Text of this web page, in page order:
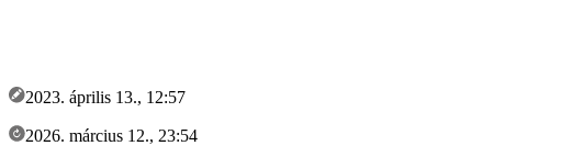
2023. április 13., 12:57
2026. március 12., 23:54